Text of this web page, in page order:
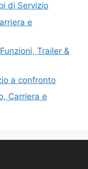
di Servizio
e
Trailer &
a confronto
Carriera e